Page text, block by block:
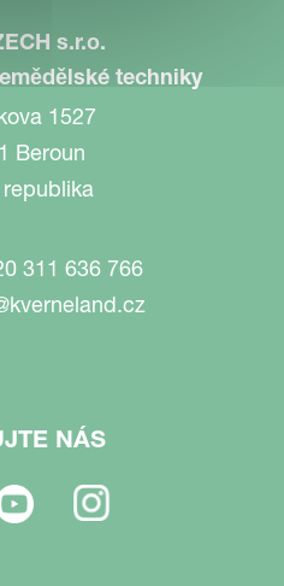
s.r.o.
techniky
1527
Beroun
311 636 766
NÁS